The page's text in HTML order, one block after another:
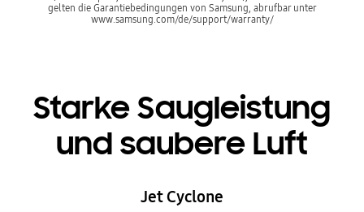
gelten die Garantiebedingungen von Samsung, abrufbar unter
www.samsung.com/de/support/warranty/
Starke Saugleistung
und saubere Luft
Jet Cyclone